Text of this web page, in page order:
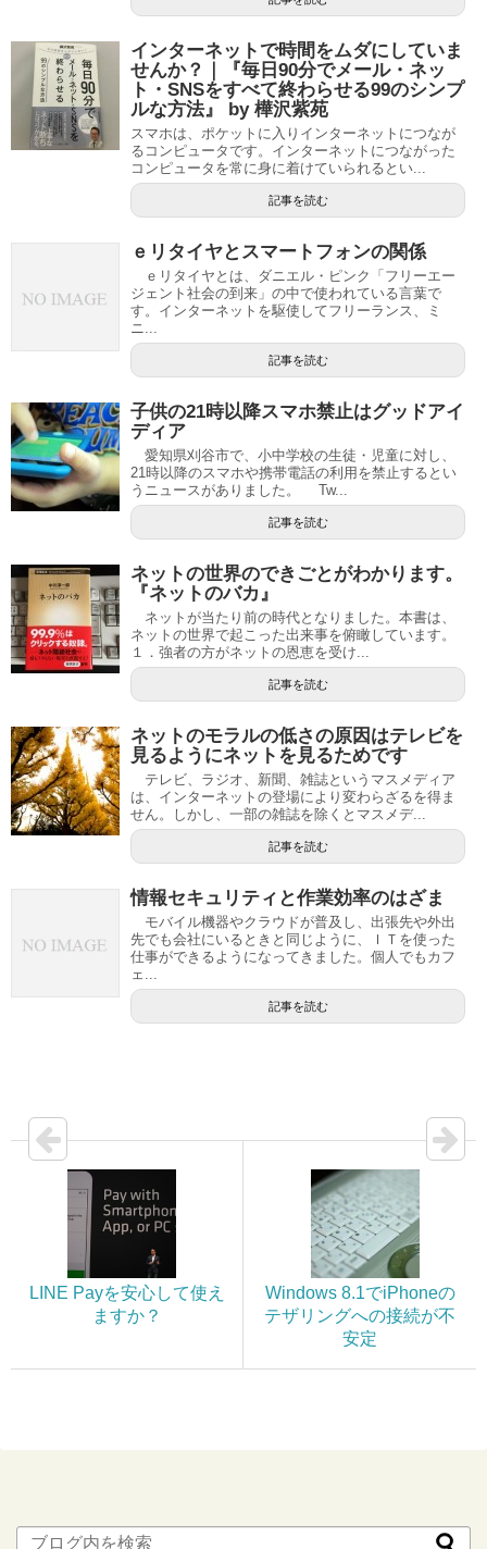
インターネットで時間をムダにしていま
せんか？｜『毎日90分でメール・ネッ
ト・SNSをすべて終わらせる99のシンプ
ルな方法』 by 樺沢紫苑
スマホは、ポケットに入りインターネットにつなが
るコンピュータです。インターネットにつながった
コンピュータを常に身に着けていられるとい...
記事を読む
ｅリタイヤとスマートフォンの関係
ｅリタイヤとは、ダニエル・ピンク「フリーエー
ジェント社会の到来」の中で使われている言葉で
す。インターネットを駆使してフリーランス、ミ
ニ...
記事を読む
子供の21時以降スマホ禁止はグッドアイ
ディア
愛知県刈谷市で、小中学校の生徒・児童に対し、
21時以降のスマホや携帯電話の利用を禁止するとい
うニュースがありました。 Tw...
記事を読む
ネットの世界のできごとがわかります。
『ネットのバカ』
ネットが当たり前の時代となりました。本書は、
ネットの世界で起こった出来事を俯瞰しています。
１．強者の方がネットの恩恵を受け...
記事を読む
ネットのモラルの低さの原因はテレビを
見るようにネットを見るためです
テレビ、ラジオ、新聞、雑誌というマスメディア
は、インターネットの登場により変わらざるを得ま
せん。しかし、一部の雑誌を除くとマスメデ...
記事を読む
情報セキュリティと作業効率のはざま
モバイル機器やクラウドが普及し、出張先や外出
先でも会社にいるときと同じように、ＩＴを使った
仕事ができるようになってきました。個人でもカフ
ェ...
記事を読む
LINE Payを安心して使え
ますか？
Windows 8.1でiPhoneの
テザリングへの接続が不
安定